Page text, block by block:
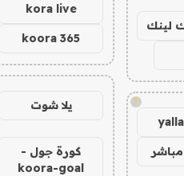
لينك
!
kora live
koora 365
يلا شوت
كورة جول -
koora-goal